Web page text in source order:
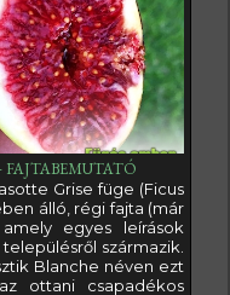
FAJTABEMUTATÓ
Grise füge (Ficus
álló, régi fajta (már
egyes leírások
származik.
Blanche néven ezt
ottani csapadékos